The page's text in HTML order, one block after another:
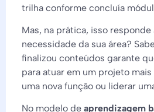
trilha conforme concluía
Mas, na prática, isso
necessidade da sua área?
finalizou conteúdos garante
para atuar em um projeto
uma nova função ou liderar
No modelo de aprendizagem